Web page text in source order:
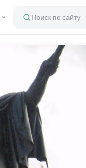
Поиск по сайту